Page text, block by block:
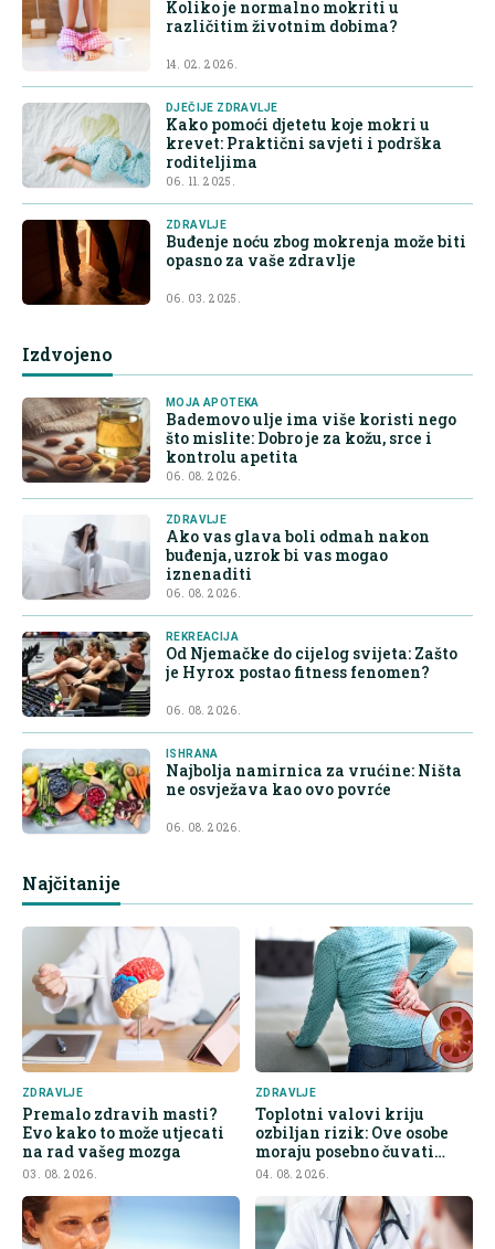
Koliko je normalno mokriti u
različitim životnim dobima?
14. 02. 2026.
DJEČIJE ZDRAVLJE
Kako pomoći djetetu koje mokri u
krevet: Praktični savjeti i podrška
roditeljima
06. 11. 2025.
ZDRAVLJE
Buđenje noću zbog mokrenja može biti
opasno za vaše zdravlje
06. 03. 2025.
Izdvojeno
MOJA APOTEKA
Bademovo ulje ima više koristi nego
što mislite: Dobro je za kožu, srce i
kontrolu apetita
06. 08. 2026.
ZDRAVLJE
Ako vas glava boli odmah nakon
buđenja, uzrok bi vas mogao
iznenaditi
06. 08. 2026.
REKREACIJA
Od Njemačke do cijelog svijeta: Zašto
je Hyrox postao fitness fenomen?
06. 08. 2026.
ISHRANA
Najbolja namirnica za vrućine: Ništa
ne osvježava kao ovo povrće
06. 08. 2026.
Najčitanije
ZDRAVLJE
Premalo zdravih masti?
Evo kako to može utjecati
na rad vašeg mozga
03. 08. 2026.
ZDRAVLJE
Toplotni valovi kriju
ozbiljan rizik: Ove osobe
moraju posebno čuvati
bubrege
04. 08. 2026.